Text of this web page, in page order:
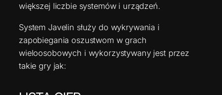
większej liczbie systemów i urządzeń.
System Javelin służy do wykrywania i
zapobiegania oszustwom w grach
wieloosobowych i wykorzystywany jest przez
takie gry jak: